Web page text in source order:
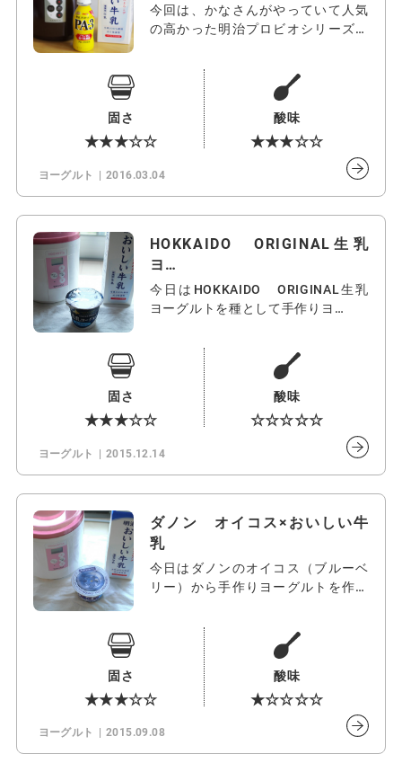
今回は、かなさんがやっていて人気
の高かった明治プロビオシリーズか
固さ
★★★☆☆
酸味
★★★☆☆
ヨーグルト 2016.03.04
HOKKAIDO ORIGINAL生乳
ヨ…
今日はHOKKAIDO ORIGINAL生乳
ヨーグルトを種として手作りヨ…
固さ
★★★☆☆
酸味
☆☆☆☆☆
ヨーグルト 2015.12.14
ダノン オイコス×おいしい牛
乳
今日はダノンのオイコス（ブルーベ
リー）から手作りヨーグルトを作っ
固さ
★★★☆☆
酸味
★☆☆☆☆
ヨーグルト 2015.09.08